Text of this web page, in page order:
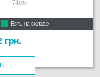
74мм
Есть на складе
грн.